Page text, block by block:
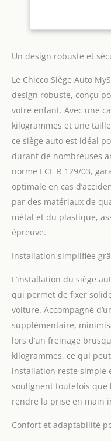
Un design robuste et
Le Chicco Siège Auto
design robuste, conçu
votre enfant. Avec une
kilogrammes et une
ce siège auto est idéal
durant de nombreuses
norme ECE R 129/03,
optimale en cas
par des matériaux de
métal et du plastique,
épreuve.
Installation simplifiée
L’installation du siège
qui permet de fixer
voiture. Accompagné
supplémentaire,
lors d’un freinage
kilogrammes, ce qui
installation reste simple
soulignent toutefois que
rendre la prise en main
Confort et adaptabilité